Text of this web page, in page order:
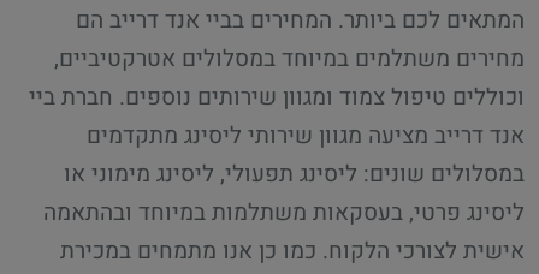
המתאים לכם ביותר. המחירים בביי אנד דרייב הם
מחירים משתלמים במיוחד במסלולים אטרקטיביים,
וכוללים טיפול צמוד ומגוון שירותים נוספים. חברת ביי
אנד דרייב מציעה מגוון שירותי ליסינג מתקדמים
במסלולים שונים: ליסינג תפעולי, ליסינג מימוני או
ליסינג פרטי, בעסקאות משתלמות במיוחד ובהתאמה
אישית לצורכי הלקוח. כמו כן אנו מתמחים במכירת